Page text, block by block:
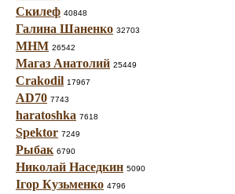
Скилеф 40848
Галина Шаненко 32703
МНМ 26542
Магаз Анатолий 25449
Crakodil 17967
AD70 7743
haratoshka 7618
Spektor 7249
Рыбак 6790
Николай Наседкин 5090
Ігор Кузьменко 4796